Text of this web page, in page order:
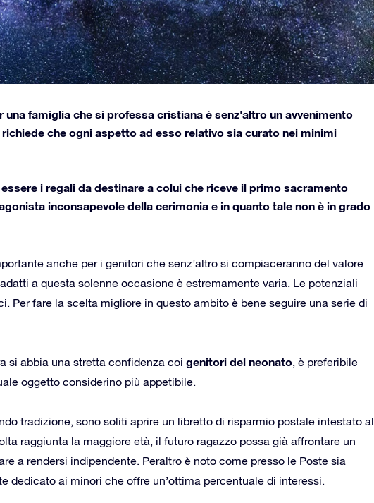
famiglia che si professa cristiana è senz'altro un avvenimento
che ogni aspetto ad esso relativo sia curato nei minimi
i regali da destinare a colui che riceve il primo sacramento
inconsapevole della cerimonia e in quanto tale non è in grado
anche per i genitori che senz’altro si compiaceranno del valore
a questa solenne occasione è estremamente varia. Le potenziali
Per fare la scelta migliore in questo ambito è bene seguire una serie di
si abbia una stretta confidenza coi genitori del neonato, è preferibile
oggetto considerino più appetibile.
tradizione, sono soliti aprire un libretto di risparmio postale intestato al
raggiunta la maggiore età, il futuro ragazzo possa già affrontare un
a rendersi indipendente. Peraltro è noto come presso le Poste sia
dedicato ai minori che offre un’ottima percentuale di interessi.